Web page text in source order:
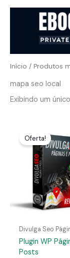
Início / Produtos
mapa seo local
Exibindo um
Oferta!
Divulga Seo
Plugin WP
Posts